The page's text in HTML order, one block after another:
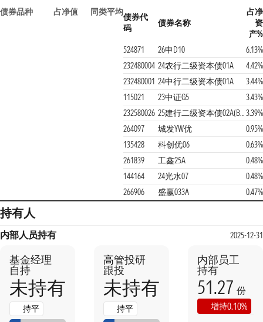
债券品种 占净值 同类平均债券代
码
债券名称
占净
资
产%
524871
26申D10
6.13%
232480004 24农行二级资本债01A
4.42%
232480001 24中行二级资本债01A
3.44%
115021
23中证G5
3.43%
232580026
25建行二级资本债02A(BC)3.39%
264097
城发YW优
0.95%
135428
科创优06
0.63%
261839
工鑫25A
0.48%
144164
24光水07
0.48%
266906
盛赢033A 0.47%
持有人
内部人员持有 2025-12-31
基金经理
自持
未持有
持平
高管投研
跟投
未持有
持平
内部员工
持有
51.27 份
增持0.10%